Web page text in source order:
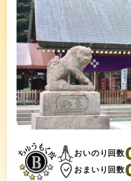
おいのり回数
おまいり回数